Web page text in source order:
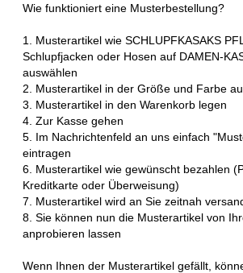
Wie funktioniert eine Musterbestellung?
1. Musterartikel wie SCHLUPFKASAKS
Schlupfjacken oder Hosen auf DAMEN-
auswählen
2. Musterartikel in der Größe und Farbe
3. Musterartikel in den Warenkorb legen
4. Zur Kasse gehen
5. Im Nachrichtenfeld an uns einfach
eintragen
6. Musterartikel wie gewünscht bezahlen
Kreditkarte oder Überweisung)
7. Musterartikel wird an Sie zeitnah
8. Sie können nun die Musterartikel von
anprobieren lassen
Wenn Ihnen der Musterartikel gefällt,